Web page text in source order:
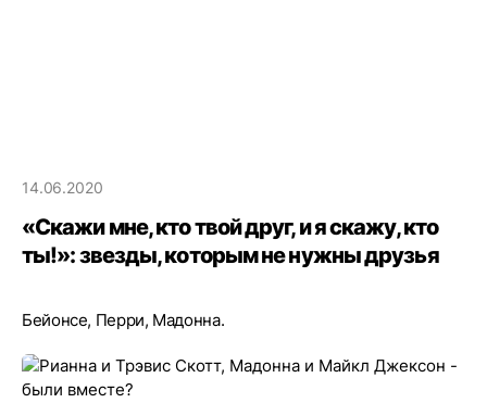
14.06.2020
«Скажи мне, кто твой друг, и я скажу, кто
ты!»: звезды, которым не нужны друзья
Бейонсе, Перри, Мадонна.